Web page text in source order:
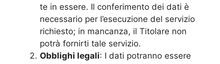
te in essere. Il conferimento dei dati è
necessario per l’esecuzione del servizio
richiesto; in mancanza, il Titolare non
potrà fornirti tale servizio.
Obblighi legali: I dati potranno essere